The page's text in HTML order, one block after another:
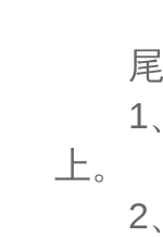
尾
1、
上。
2、